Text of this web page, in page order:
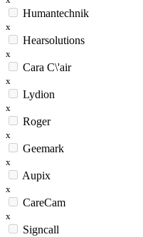
Humantechnik
x
Hearsolutions
x
Cara C\'air
x
Lydion
x
Roger
x
Geemark
x
Aupix
x
CareCam
x
Signcall